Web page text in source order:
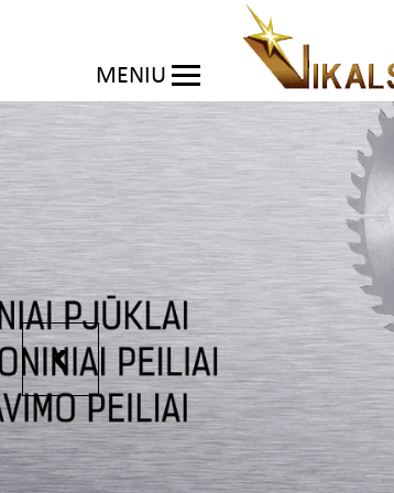
MENIU